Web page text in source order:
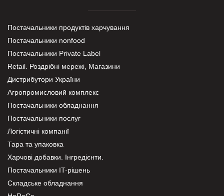
Постачальники продуктів харчування
Постачальники nonfood
Постачальники Private Label
Retail. Роздрібні мережі, Магазини
Дистрибутори України
Агропромисловий комплекс
Постачальники обладнання
Постачальники послуг
Логістичні компанії
Тара та упаковка
Харчові добавки. Інгредієнти.
Постачальники IT-рішень
Складське обладнання